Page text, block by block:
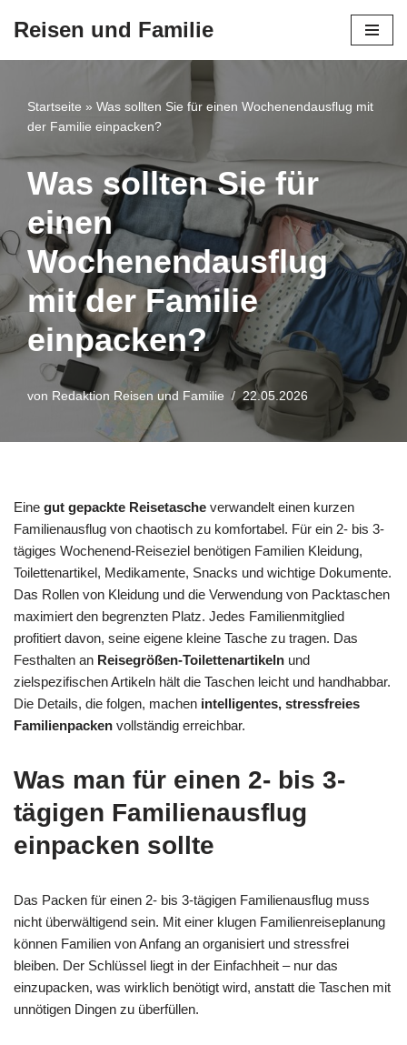
Reisen und Familie
Startseite » Was sollten Sie für einen Wochenendausflug mit
der Familie einpacken?
Was sollten Sie für
einen
Wochenendausflug
mit der Familie
einpacken?
von Redaktion Reisen und Familie 22.05.2026
Eine gut gepackte Reisetasche verwandelt einen kurzen
Familienausflug von chaotisch zu komfortabel. Für ein 2- bis 3-
tägiges Wochenend-Reiseziel benötigen Familien Kleidung,
Toilettenartikel, Medikamente, Snacks und wichtige Dokumente.
Das Rollen von Kleidung und die Verwendung von Packtaschen
maximiert den begrenzten Platz. Jedes Familienmitglied
profitiert davon, seine eigene kleine Tasche zu tragen. Das
Festhalten an Reisegrößen-Toilettenartikeln und
zielspezifischen Artikeln hält die Taschen leicht und handhabbar.
Die Details, die folgen, machen intelligentes, stressfreies
Familienpacken vollständig erreichbar.
Was man für einen 2- bis 3-
tägigen Familienausflug
einpacken sollte
Das Packen für einen 2- bis 3-tägigen Familienausflug muss
nicht überwältigend sein. Mit einer klugen Familienreiseplanung
können Familien von Anfang an organisiert und stressfrei
bleiben. Der Schlüssel liegt in der Einfachheit – nur das
einzupacken, was wirklich benötigt wird, anstatt die Taschen mit
unnötigen Dingen zu überfüllen.